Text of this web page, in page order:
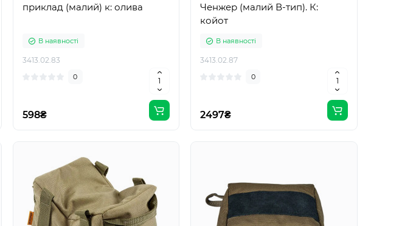
приклад (малий) к: олива
В наявності
3413.02.83
0
598₴
Ченжер (малий В-тип). К:
койот
В наявності
3413.02.87
0
2497₴